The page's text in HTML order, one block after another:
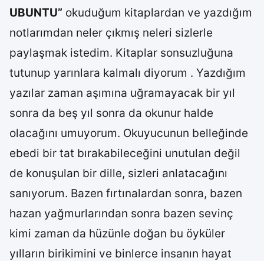
UBUNTU” okuduğum kitaplardan ve yazdığım
notlarımdan neler çıkmış neleri sizlerle
paylaşmak istedim. Kitaplar sonsuzluğuna
tutunup yarınlara kalmalı diyorum . Yazdığım
yazılar zaman aşımına uğramayacak bir yıl
sonra da beş yıl sonra da okunur halde
olacağını umuyorum. Okuyucunun belleğinde
ebedi bir tat bırakabileceğini unutulan değil
de konuşulan bir dille, sizleri anlatacağını
sanıyorum. Bazen fırtınalardan sonra, bazen
hazan yağmurlarından sonra bazen sevinç
kimi zaman da hüzünle doğan bu öyküler
yılların birikimini ve binlerce insanın hayat